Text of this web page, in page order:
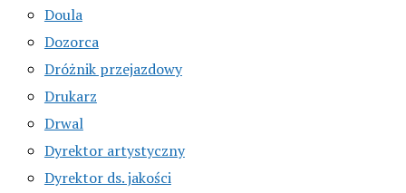
Doula
Dozorca
Dróżnik przejazdowy
Drukarz
Drwal
Dyrektor artystyczny
Dyrektor ds. jakości